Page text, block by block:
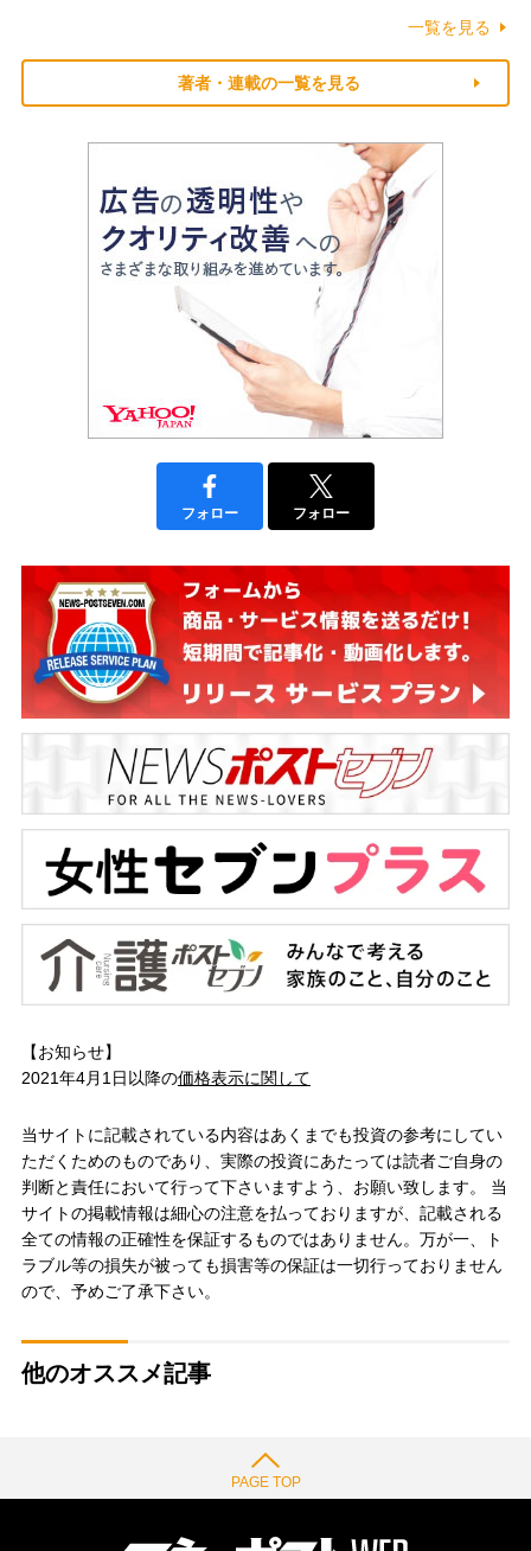
一覧を見る
著者・連載の一覧を見る
フォロー フォロー
【お知らせ】
2021年4月1日以降の価格表示に関して
当サイトに記載されている内容はあくまでも投資の参考にしてい
ただくためのものであり、実際の投資にあたっては読者ご自身の
判断と責任において行って下さいますよう、お願い致します。 当
サイトの掲載情報は細心の注意を払っておりますが、記載される
全ての情報の正確性を保証するものではありません。万が一、ト
ラブル等の損失が被っても損害等の保証は一切行っておりません
ので、予めご了承下さい。
他のオススメ記事
PAGE TOP